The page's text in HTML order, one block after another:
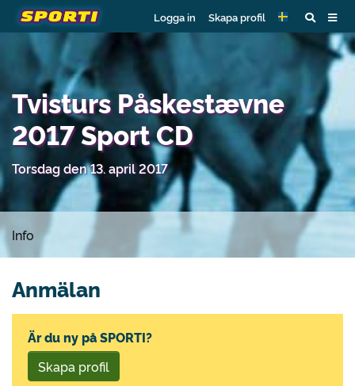
Logga in Skapa profil
Tvisturs Påskestævne
2017 Sport CD
Torsdag den 13. april 2017
Info
Anmälan
Är du ny på SPORTI?
Skapa profil